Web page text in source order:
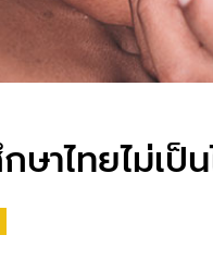
าไทยไม่เป็